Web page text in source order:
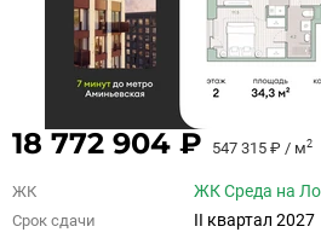
18 772 904 ₽ 547 315 ₽ / м2
ЖК ЖК Среда на
Срок сдачи II квартал 2027